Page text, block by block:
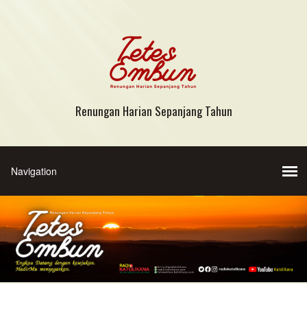
Renungan Harian Sepanjang Tahun